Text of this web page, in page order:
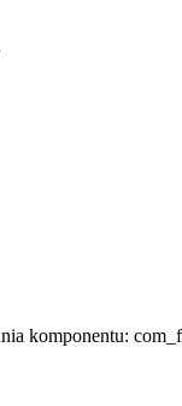
komponentu: